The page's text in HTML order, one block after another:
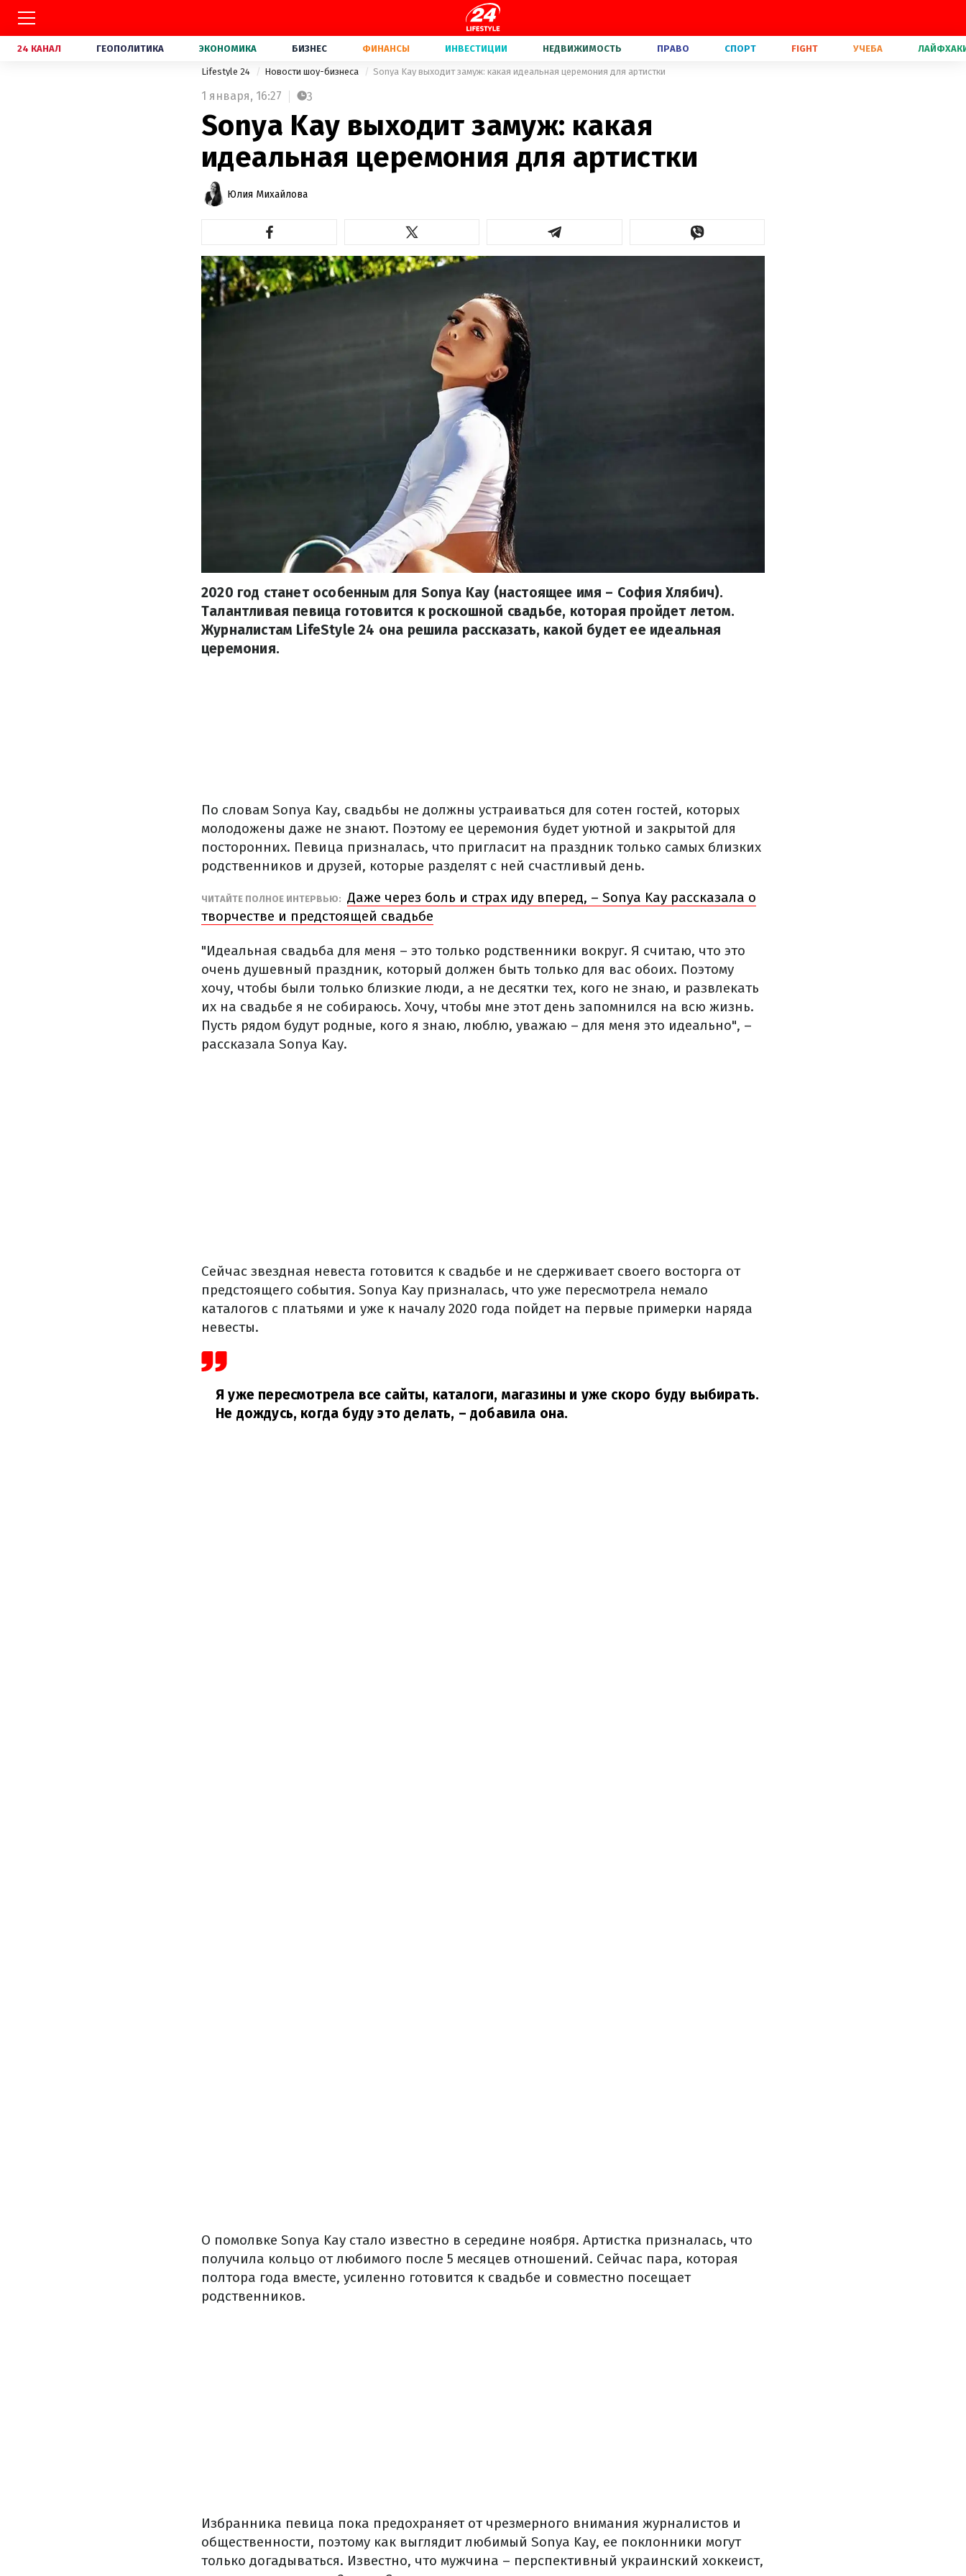
24 КАНАЛ ГЕОПОЛИТИКА ЭКОНОМИКА БИЗНЕС ФИНАНСЫ ИНВЕСТИЦИИ НЕДВИЖИМОСТЬ ПРАВО СПОРТ FIGHT УЧЕБА
Lifestyle 24 Новости шоу-бизнеса Sonya Kay выходит замуж: какая идеальная церемония для артистки
1 января, 16:27 3
Sonya Kay выходит замуж: какая
идеальная церемония для артистки
Юлия Михайлова
2020 год станет особенным для Sonya Kay (настоящее имя – София Хлябич).
Талантливая певица готовится к роскошной свадьбе, которая пройдет летом.
Журналистам LifeStyle 24 она решила рассказать, какой будет ее идеальная
церемония.
По словам Sonya Kay, свадьбы не должны устраиваться для сотен гостей, которых
молодожены даже не знают. Поэтому ее церемония будет уютной и закрытой для
посторонних. Певица призналась, что пригласит на праздник только самых близких
родственников и друзей, которые разделят с ней счастливый день.
ЧИТАЙТЕ ПОЛНОЕ ИНТЕРВЬЮ: Даже через боль и страх иду вперед, – Sonya Kay рассказала о
творчестве и предстоящей свадьбе
"Идеальная свадьба для меня – это только родственники вокруг. Я считаю, что это
очень душевный праздник, который должен быть только для вас обоих. Поэтому
хочу, чтобы были только близкие люди, а не десятки тех, кого не знаю, и развлекать
их на свадьбе я не собираюсь. Хочу, чтобы мне этот день запомнился на всю жизнь.
Пусть рядом будут родные, кого я знаю, люблю, уважаю – для меня это идеально", –
рассказала Sonya Kay.
Сейчас звездная невеста готовится к свадьбе и не сдерживает своего восторга от
предстоящего события. Sonya Kay призналась, что уже пересмотрела немало
каталогов с платьями и уже к началу 2020 года пойдет на первые примерки наряда
невесты.
Я уже пересмотрела все сайты, каталоги, магазины и уже скоро буду выбирать.
Не дождусь, когда буду это делать, – добавила она.
О помолвке Sonya Kay стало известно в середине ноября. Артистка призналась, что
получила кольцо от любимого после 5 месяцев отношений. Сейчас пара, которая
полтора года вместе, усиленно готовится к свадьбе и совместно посещает
родственников.
Избранника певица пока предохраняет от чрезмерного внимания журналистов и
общественности, поэтому как выглядит любимый Sonya Kay, ее поклонники могут
только догадываться. Известно, что мужчина – перспективный украинский хоккеист,